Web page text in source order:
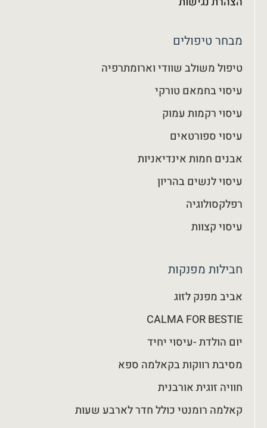
מבחר טיפולים
טיפול משולב שוודי וארומתרפיה
עיסוי בחמאם טורקי
עיסוי רקמות עמוק
עיסוי ספורטאים
אבנים חמות אינדיאניות
עיסוי לנשים בהריון
רפלקסולוגיה
עיסוי קצוות
חבילות מפנקות
אביב מפנק לזוג
CALMA FOR BESTIE
יום הולדת -עיסוי יחיד
מסיבת רווקות בקאלמה ספא
חוויה זוגית אורבנית
קאלמה רומנטי כולל חדר לארבע שעות